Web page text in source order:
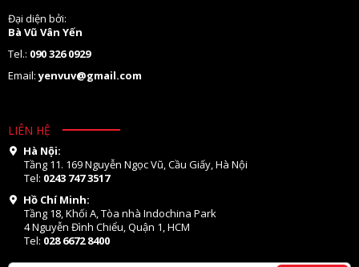
Đại diện bởi:
Bà Vũ Vân Yến
Tel.: 090 326 0929
Email:yenvuv@gmail.com
LIÊN HỆ
Hà Nội:
Tầng 11. 169 Nguyễn Ngọc Vũ, Cầu Giấy, Hà Nội
Tel: 0243 747 3517
Hồ Chí Minh:
Tầng 18, Khối A, Tòa nhà Indochina Park
4 Nguyễn Đình Chiểu, Quận 1, HCM
Tel: 028 6672 8400